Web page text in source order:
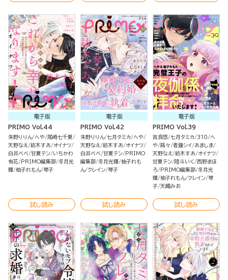
電子版
PRIMO Vol.44
朱野りりん へや 尾崎七千夏
天野なえ
紡木すあ オイナツ
白井べべ 甘夏テン いちかわ
有花
PRIMO編集部 冬月光
輝 柚子れもん 琴子
試し読み
電子版
PRIMO Vol.42
朱野りりん 七月タミカ へや
天野なえ
紡木すあ オイナツ
白井べべ 甘夏テン
PRIMO
編集部 冬月光輝 柚子れも
ん クレイン 琴子
試し読み
電子版
PRIMO Vol.39
吉良悠 七月タミカ 310 へ
や 蒔々 者鐘シイ あましま
天野なえ
紡木すあ オイナツ
甘夏テン 陸斗いく 西野まほ
ろ
PRIMO編集部 冬月光
輝 柚子れもん クレイン 琴
子 天織みお
試し読み